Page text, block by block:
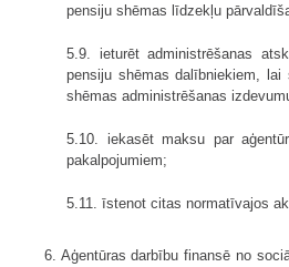
pensiju shēmas līdzekļu
5.9. ieturēt administrēšanas
pensiju shēmas dalībniekiem,
shēmas administrēšanas
5.10. iekasēt maksu par
pakalpojumiem;
5.11. īstenot citas normatīvajos
6. Aģentūras darbību finansē no